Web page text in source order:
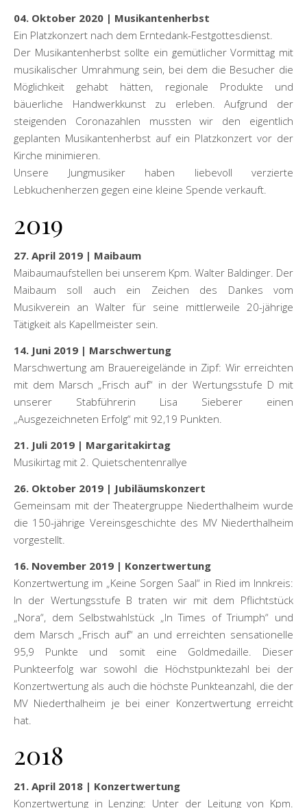
04. Oktober 2020 | Musikantenherbst
Ein Platzkonzert nach dem Erntedank-Festgottesdienst.
Der Musikantenherbst sollte ein gemütlicher Vormittag mit
musikalischer Umrahmung sein, bei dem die Besucher die
Möglichkeit gehabt hätten, regionale Produkte und
bäuerliche Handwerkkunst zu erleben. Aufgrund der
steigenden Coronazahlen mussten wir den eigentlich
geplanten Musikantenherbst auf ein Platzkonzert vor der
Kirche minimieren.
Unsere Jungmusiker haben liebevoll verzierte
Lebkuchenherzen gegen eine kleine Spende verkauft.
2019
27. April 2019 | Maibaum
Maibaumaufstellen bei unserem Kpm. Walter Baldinger. Der
Maibaum soll auch ein Zeichen des Dankes vom
Musikverein an Walter für seine mittlerweile 20-jährige
Tätigkeit als Kapellmeister sein.
14. Juni 2019 | Marschwertung
Marschwertung am Brauereigelände in Zipf: Wir erreichten
mit dem Marsch „Frisch auf“ in der Wertungsstufe D mit
unserer Stabführerin Lisa Sieberer einen
„Ausgezeichneten Erfolg“ mit 92,19 Punkten.
21. Juli 2019 | Margaritakirtag
Musikirtag mit 2. Quietschentenrallye
26. Oktober 2019 | Jubiläumskonzert
Gemeinsam mit der Theatergruppe Niederthalheim wurde
die 150-jährige Vereinsgeschichte des MV Niederthalheim
vorgestellt.
16. November 2019 | Konzertwertung
Konzertwertung im „Keine Sorgen Saal“ in Ried im Innkreis:
In der Wertungsstufe B traten wir mit dem Pflichtstück
„Nora“, dem Selbstwahlstück „In Times of Triumph“ und
dem Marsch „Frisch auf“ an und erreichten sensationelle
95,9 Punkte und somit eine Goldmedaille. Dieser
Punkteerfolg war sowohl die Höchstpunktezahl bei der
Konzertwertung als auch die höchste Punkteanzahl, die der
MV Niederthalheim je bei einer Konzertwertung erreicht
hat.
2018
21. April 2018 | Konzertwertung
Konzertwertung in Lenzing: Unter der Leitung von Kpm.